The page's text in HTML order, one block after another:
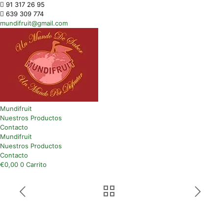
91 317 26 95
639 309 774
mundifruit@gmail.com
Mundifruit
Nuestros Productos
Contacto
Mundifruit
Nuestros Productos
Contacto
€0,00 0 Carrito